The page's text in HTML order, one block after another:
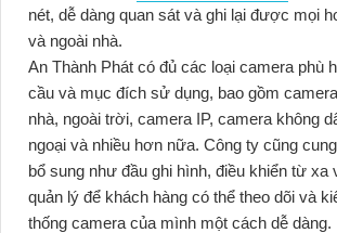
nét, dễ dàng quan sát và ghi lại được mọi
và ngoài nhà.
An Thành Phát có đủ các loại camera phù
cầu và mục đích sử dụng, bao gồm
nhà, ngoài trời, camera IP, camera không
ngoại và nhiều hơn nữa. Công ty cũng
bổ sung như đầu ghi hình, điều khiển từ xa
quản lý để khách hàng có thể theo dõi và
thống camera của mình một cách dễ dàng.